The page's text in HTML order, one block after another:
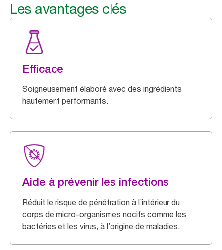
Les avantages clés
Efficace
Soigneusement élaboré avec des ingrédients
hautement performants.
Aide à prévenir les infections
Réduit le risque de pénétration à l’intérieur du
corps de micro-organismes nocifs comme les
bactéries et les virus, à l’origine de maladies.